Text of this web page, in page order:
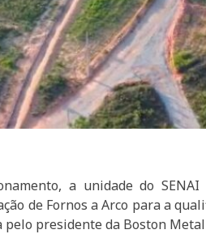
a unidade do
de Fornos a Arco para a
presidente da Boston